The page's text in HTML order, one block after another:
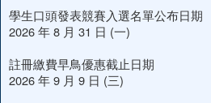
學生口頭發表競賽入選名單公布日期
2026 年 8 月 31 日 (一)
註冊繳費早鳥優惠截止日期
2026 年 9 月 9 日 (三)